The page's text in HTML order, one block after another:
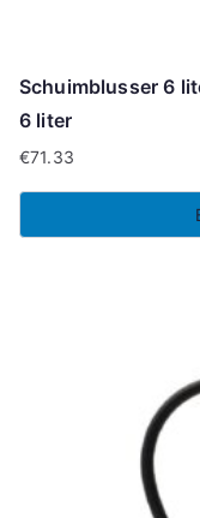
Schuimblusser 6
6 liter
€71.33